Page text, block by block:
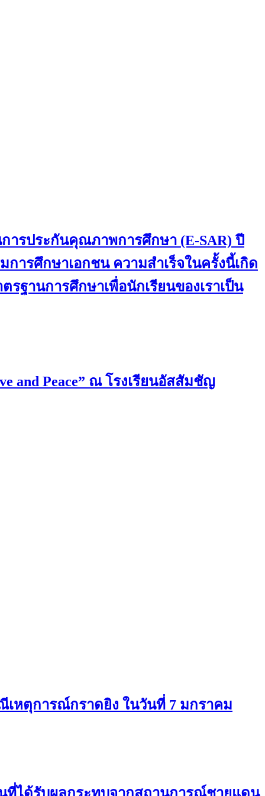
ารประกันคุณภาพการศึกษา (E-SAR) ปี
ารศึกษาเอกชน ความสำเร็จในครั้งนี้เกิด
านการศึกษาเพื่อนักเรียนของเราเป็น
and Peace” ณ โรงเรียนอัสสัมชัญ
หตุการณ์กราดยิง ในวันที่ 7 มกราคม
ที่ได้รับผลกระทบจากสถานการณ์ชายแดน